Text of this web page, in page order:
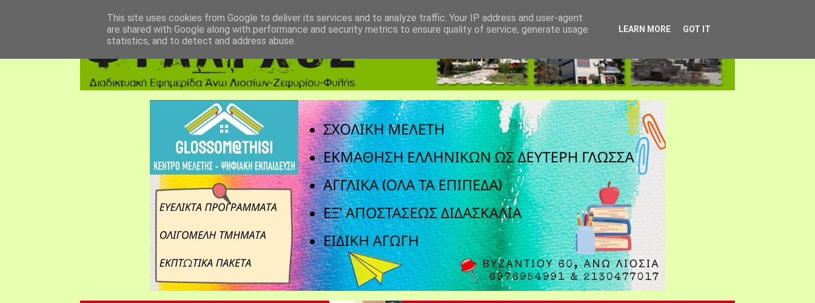
This site uses cookies from Google to deliver its services and to analyze traffic. Your IP address and user-agent
are shared with Google along with performance and security metrics to ensure quality of service, generate usage
statistics, and to detect and address abuse.
LEARN MORE GOT IT